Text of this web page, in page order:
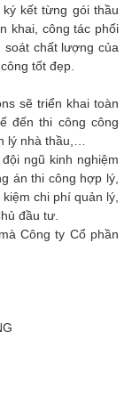
kết từng gói thầu
khai, công tác phối
chất lượng của
tốt đẹp.
sẽ triển khai toàn
đến thi công công
lý nhà thầu,…
ngũ kinh nghiệm
án thi công hợp lý,
chi phí quản lý,
đầu tư.
Công ty Cổ phần